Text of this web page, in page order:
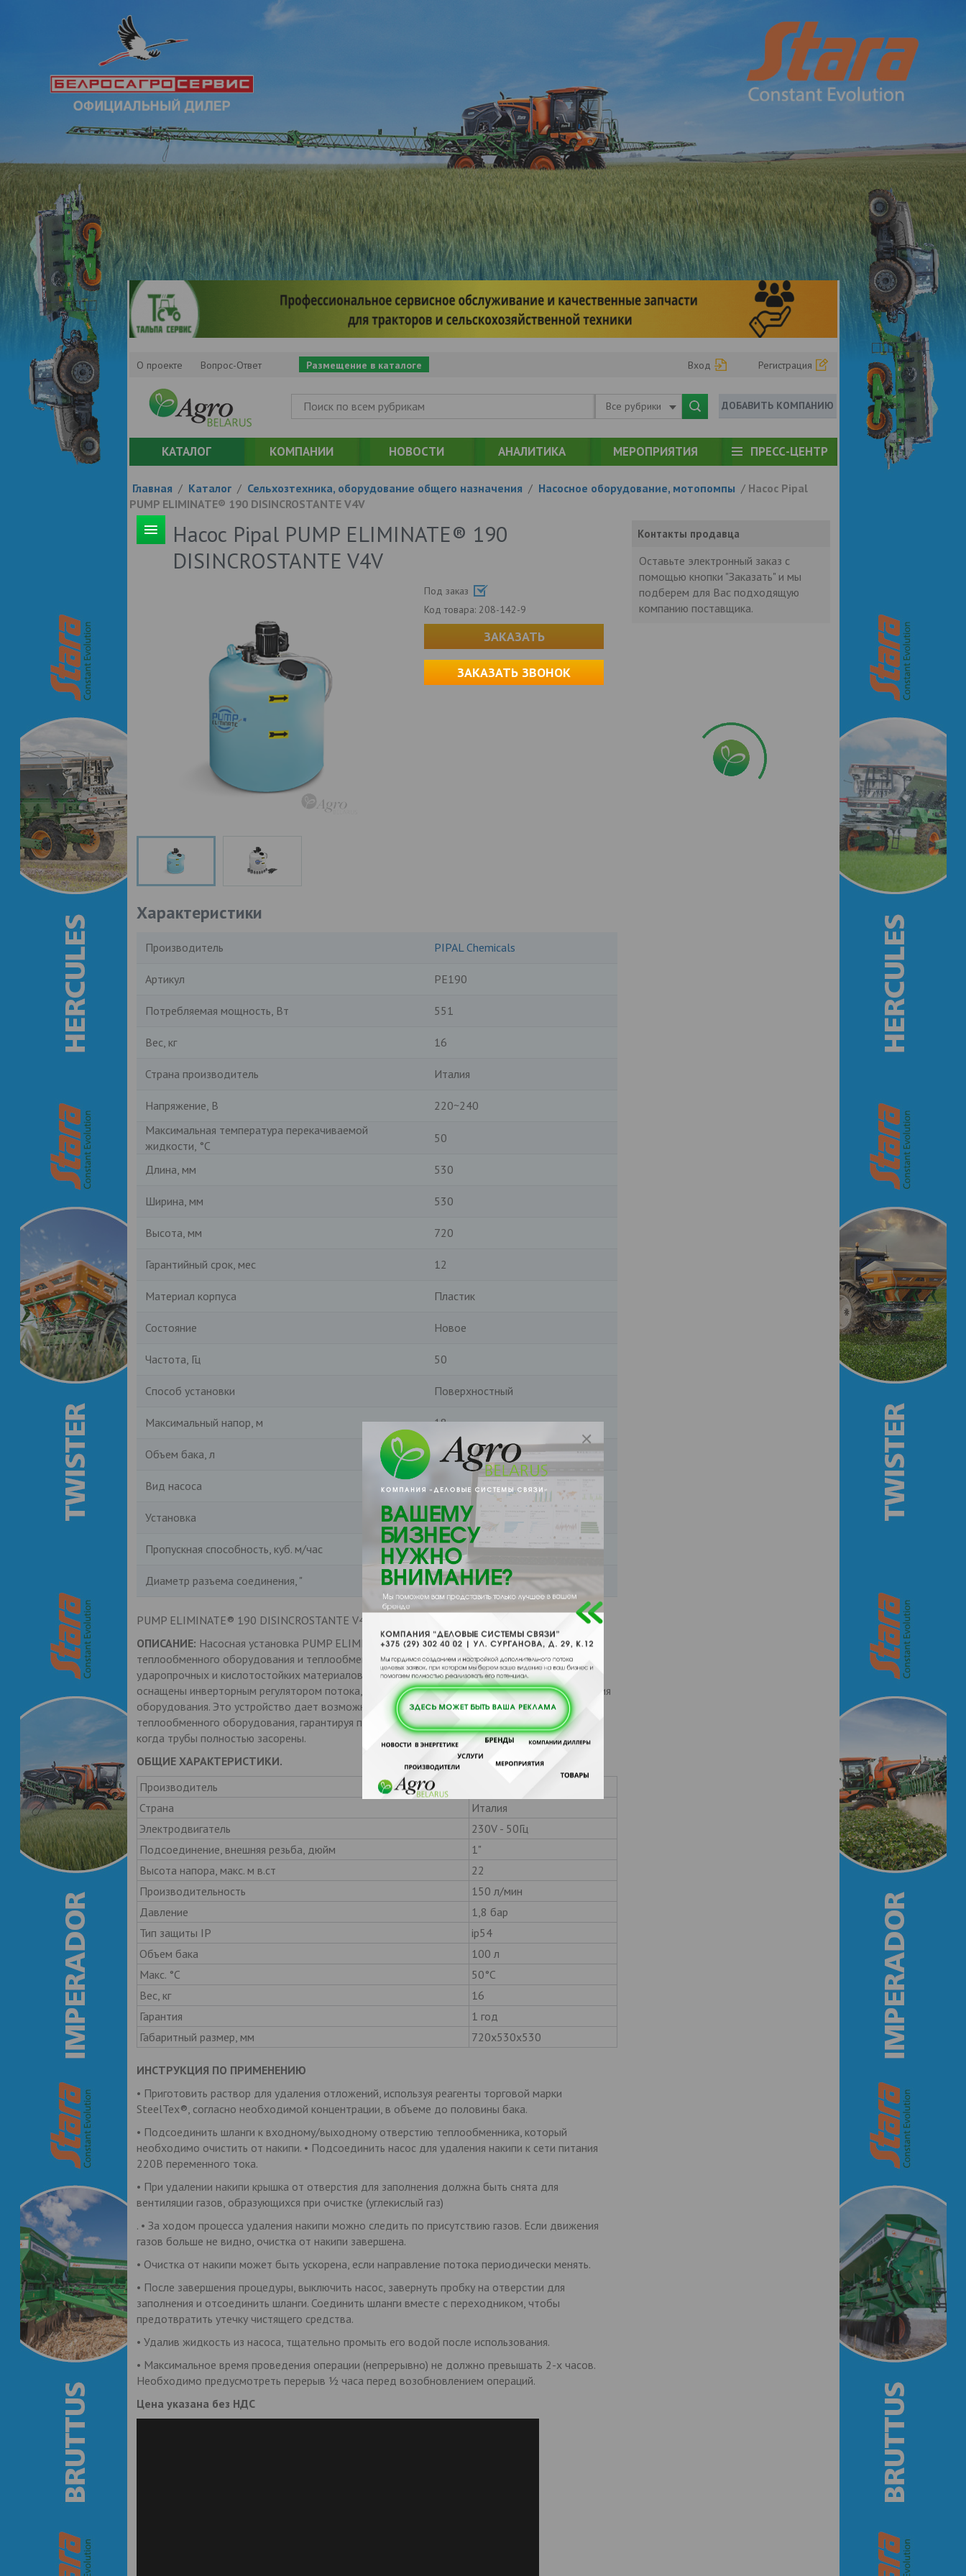
О проекте Вопрос-Ответ Размещение в каталоге Вход Регистрация
Все рубрики ДОБАВИТЬ КОМПАНИЮ
КАТАЛОГ КОМПАНИИ НОВОСТИ АНАЛИТИКА МЕРОПРИЯТИЯ ПРЕСС-ЦЕНТР
Главная / Каталог / Сельхозтехника, оборудование общего назначения / Насосное оборудование, мотопомпы / Насос Pipal
PUMP ELIMINATE® 190 DISINCROSTANTE V4V
Насос Pipal PUMP ELIMINATE® 190
DISINCROSTANTE V4V
Под заказ
Код товара: 208-142-9
ЗАКАЗАТЬ
ЗАКАЗАТЬ ЗВОНОК
Характеристики
Производитель PIPAL Chemicals
Артикул PE190
Потребляемая мощность, Вт 551
Вес, кг 16
Страна производитель Италия
Напряжение, В
220~240
Максимальная температура перекачиваемой
жидкости, °C
50
Длина, мм 530
Ширина, мм 530
Высота, мм 720
Гарантийный срок, мес 12
Материал корпуса Пластик
Состояние Новое
Частота, Гц 50
Способ установки Поверхностный
Максимальный напор, м 18
Объем бака, л 100
Вид насоса Для системы отопления
Установка Вертикальная
Пропускная способность, куб. м/час 9
Диаметр разъема соединения, " 1
PUMP ELIMINATE® 190 DISINCROSTANTE V4V
ОПИСАНИЕ: Насосная установка PUMP ELIMINATE® 190 V4V предназначена для очистки
теплообменного оборудования и теплообменников котлов. Изготовлена полностью из
ударопрочных и кислотостойких материалов. Все насосы линейки PUMP ELIMINATE®
оснащены инверторным регулятором потока, что значительно ускоряет процесс обслуживания
оборудования. Это устройство дает возможность проводить тщательную очистку
теплообменного оборудования, гарантируя полное удаление отложений, даже в ситуациях,
когда трубы полностью засорены.
ОБЩИЕ ХАРАКТЕРИСТИКИ.
Производитель
Страна
Италия
Электродвигатель
230V - 50Гц
Подсоединение, внешняя резьба, дюйм
1"
Высота напора, макс. м в.ст
22
Производительность
150 л/мин
Давление
1,8 бар
Тип защиты IP
ip54
Объем бака
100 л
Макс. °C
50°C
Вес, кг
16
Гарантия
1 год
Габаритный размер, мм
720х530х530
ИНСТРУКЦИЯ ПО ПРИМЕНЕНИЮ
• Приготовить раствор для удаления отложений, используя реагенты торговой марки
SteelTex®, согласно необходимой концентрации, в объеме до половины бака.
• Подсоединить шланги к входному/выходному отверстию теплообменника, который
необходимо очистить от накипи. • Подсоединить насос для удаления накипи к сети питания
220В переменного тока.
• При удалении накипи крышка от отверстия для заполнения должна быть снята для
вентиляции газов, образующихся при очистке (углекислый газ)
. • За ходом процесса удаления накипи можно следить по присутствию газов. Если движения
газов больше не видно, очистка от накипи завершена.
• Очистка от накипи может быть ускорена, если направление потока периодически менять.
• После завершения процедуры, выключить насос, завернуть пробку на отверстии для
заполнения и отсоединить шланги. Соединить шланги вместе с переходником, чтобы
предотвратить утечку чистящего средства.
• Удалив жидкость из насоса, тщательно промыть его водой после использования.
• Максимальное время проведения операции (непрерывно) не должно превышать 2-х часов.
Необходимо предусмотреть перерыв ½ часа перед возобновлением операций.
Цена указана без НДС
Контакты продавца
Оставьте электронный заказ с
помощью кнопки "Заказать" и мы
подберем для Вас подходящую
компанию поставщика.